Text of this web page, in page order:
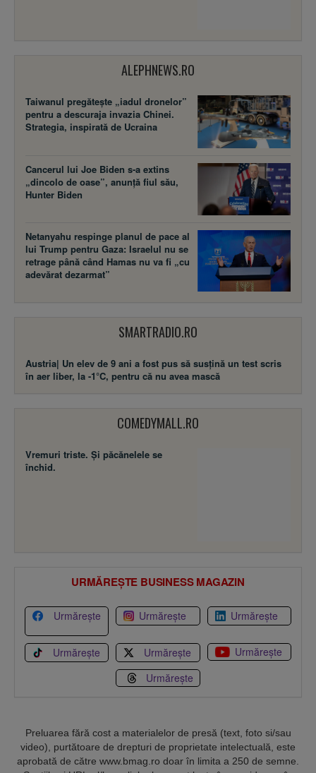
ALEPHNEWS.RO
Taiwanul pregătește „iadul dronelor”
pentru a descuraja invazia Chinei.
Strategia, inspirată de Ucraina
Cancerul lui Joe Biden s-a extins
„dincolo de oase”, anunță fiul său,
Hunter Biden
Netanyahu respinge planul de pace al
lui Trump pentru Gaza: Israelul nu se
retrage până când Hamas nu va fi „cu
adevărat dezarmat”
SMARTRADIO.RO
Austria| Un elev de 9 ani a fost pus să susţină un test scris
în aer liber, la -1°C, pentru că nu avea mască
COMEDYMALL.RO
Vremuri triste. Şi păcănelele se
închid.
URMĂREȘTE BUSINESS MAGAZIN
Urmărește Urmărește Urmărește
Urmărește Urmărește
Urmărește
Urmărește
Preluarea fără cost a materialelor de presă (text, foto si/sau
video), purtătoare de drepturi de proprietate intelectuală, este
aprobată de către www.bmag.ro doar în limita a 250 de semne.